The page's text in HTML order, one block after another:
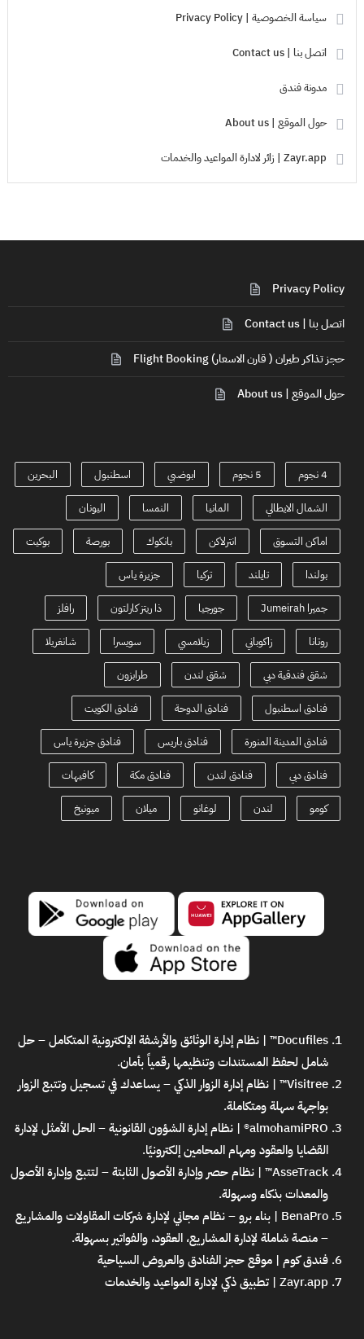
سياسة الخصوصية | Privacy Policy
اتصل بنا | Contact us
مدونة فندق
حول الموقع | About us
Zayr.app | زائر لادارة المواعيد والخدمات
Privacy Policy
اتصل بنا | Contact us
حجز تذاكر طيران ( قارن الاسعار) Flight Booking
حول الموقع | About us
4 نجوم 5 نجوم ابوضبي اسطنبول البحرين
الشمال الايطالي المانيا النمسا اليونان
اماكن التسوق انترلاكن بانكوك بورصة بوكيت
بولندا تايلند تركيا جزيرة ياس
جميرا Jumeirah جورجيا ذا ريتز كارلتون رافلز
روتانا زاكوباني زيلامسي سويسرا شانغريلا
شقق فندقية دبي شقق لندن طرابزون
فنادق اسطنبول فنادق الدوحة فنادق الكويت
فنادق المدينة المنورة فنادق باريس فنادق جزيرة ياس
فنادق دبي فنادق لندن فنادق مكة كافيهات
كومو لندن لوغانو ميلان ميونيخ
Docufiles™ | نظام إدارة الوثائق والأرشفة الإلكترونية المتكامل
– حل
شامل لحفظ المستندات وتنظيمها رقمياً بأمان.
Visitree™ | نظام إدارة الزوار الذكي
– يساعدك في تسجيل وتتبع الزوار
بواجهة سهلة ومتكاملة.
almohamiPRO® | نظام إدارة الشؤون القانونية
– الحل الأمثل لإدارة
القضايا والعقود ومهام المحامين إلكترونيًا.
AsseTrack™ | نظام حصر وإدارة الأصول الثابتة
– لتتبع وإدارة الأصول
والمعدات بذكاء وسهولة.
BenaPro | بناء برو – نظام مجاني لإدارة شركات المقاولات والمشاريع
– منصة شاملة لإدارة المشاريع، العقود، والفواتير بسهولة.
فندق كوم | موقع حجز الفنادق والعروض السياحية
Zayr.app | تطبيق ذكي لإدارة المواعيد والخدمات